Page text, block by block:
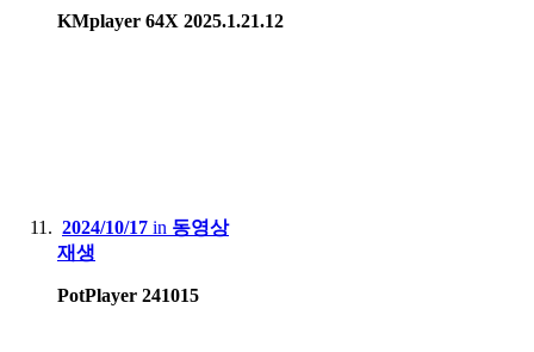
KMplayer 64X 2025.1.21.12
2024/10/17 in 동영상
재생
PotPlayer 241015